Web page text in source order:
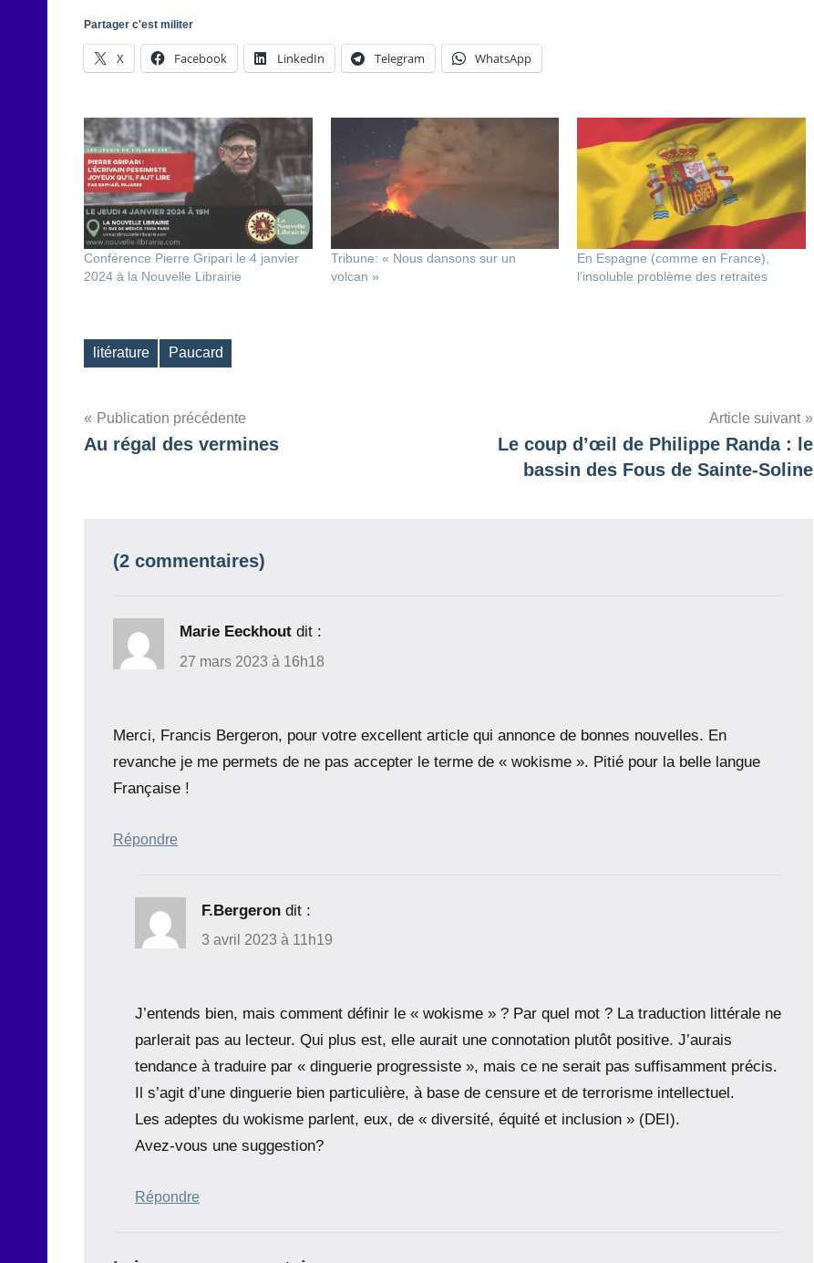
Partager c'est militer
X Facebook LinkedIn Telegram WhatsApp
Conférence Pierre Gripari le 4 janvier
2024 à la Nouvelle Librairie
Tribune: « Nous dansons sur un
volcan »
En Espagne (comme en France),
l’insoluble problème des retraites
Étiquettes
litérature Paucard
Navigation
de
Publication précédente
Au régal des vermines
Article suivant
Le coup d’œil de Philippe Randa : le
bassin des Fous de Sainte-Soline
(2 commentaires)
Marie Eeckhout dit :
27 mars 2023 à 16h18
Merci, Francis Bergeron, pour votre excellent article qui annonce de bonnes nouvelles. En
revanche je me permets de ne pas accepter le terme de « wokisme ». Pitié pour la belle langue
Française !
Répondre
F.Bergeron dit :
3 avril 2023 à 11h19
J’entends bien, mais comment définir le « wokisme » ? Par quel mot ? La traduction littérale ne
parlerait pas au lecteur. Qui plus est, elle aurait une connotation plutôt positive. J’aurais
tendance à traduire par « dinguerie progressiste », mais ce ne serait pas suffisamment précis.
Il s’agit d’une dinguerie bien particulière, à base de censure et de terrorisme intellectuel.
Les adeptes du wokisme parlent, eux, de « diversité, équité et inclusion » (DEI).
Avez-vous une suggestion?
Répondre